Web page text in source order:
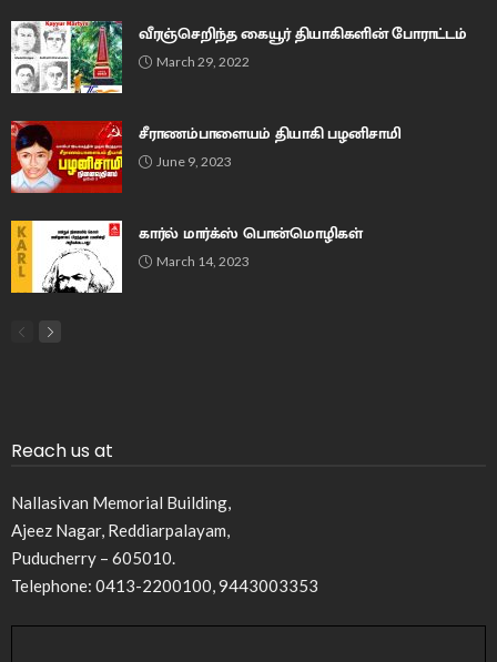
வீரஞ்செறிந்த கையூர் தியாகிகளின் போராட்டம்
March 29, 2022
சீராணம்பாளையம் தியாகி பழனிசாமி
June 9, 2023
கார்ல் மார்க்ஸ் பொன்மொழிகள்
March 14, 2023
Reach us at
Nallasivan Memorial Building,
Ajeez Nagar, Reddiarpalayam,
Puducherry – 605010.
Telephone: 0413-2200100, 9443003353